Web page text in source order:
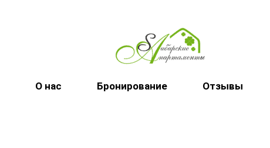
О нас Бронирование Отзывы